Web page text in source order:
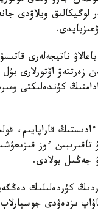
لوگيكالىق ويلاۋدى
باعالاۋ ناتيجەلەرى
اۆتورلارى
كۇندەلىكتى
قاراپايىم،
تاقىرىبىن ءوز
جەڭىل بولادى.
كۇردەلىلىك
ىزدەۋدى